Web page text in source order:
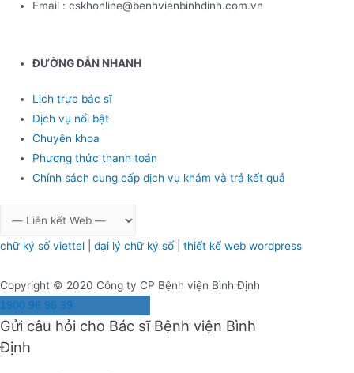
Email : cskhonline@benhvienbinhdinh.com.vn
ĐƯỜNG DẪN NHANH
Lịch trực bác sĩ
Dịch vụ nổi bật
Chuyên khoa
Phương thức thanh toán
Chính sách cung cấp dịch vụ khám và trả kết quả
chữ ký số viettel đại lý chữ ký số thiết kế web wordpress
Copyright © 2020 Công ty CP Bệnh viện Bình Định
1900 96 96 39
Gửi câu hỏi cho Bác sĩ Bệnh viện Bình
Định